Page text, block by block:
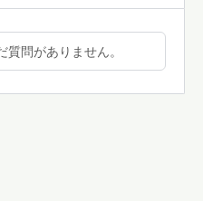
質問がありません。